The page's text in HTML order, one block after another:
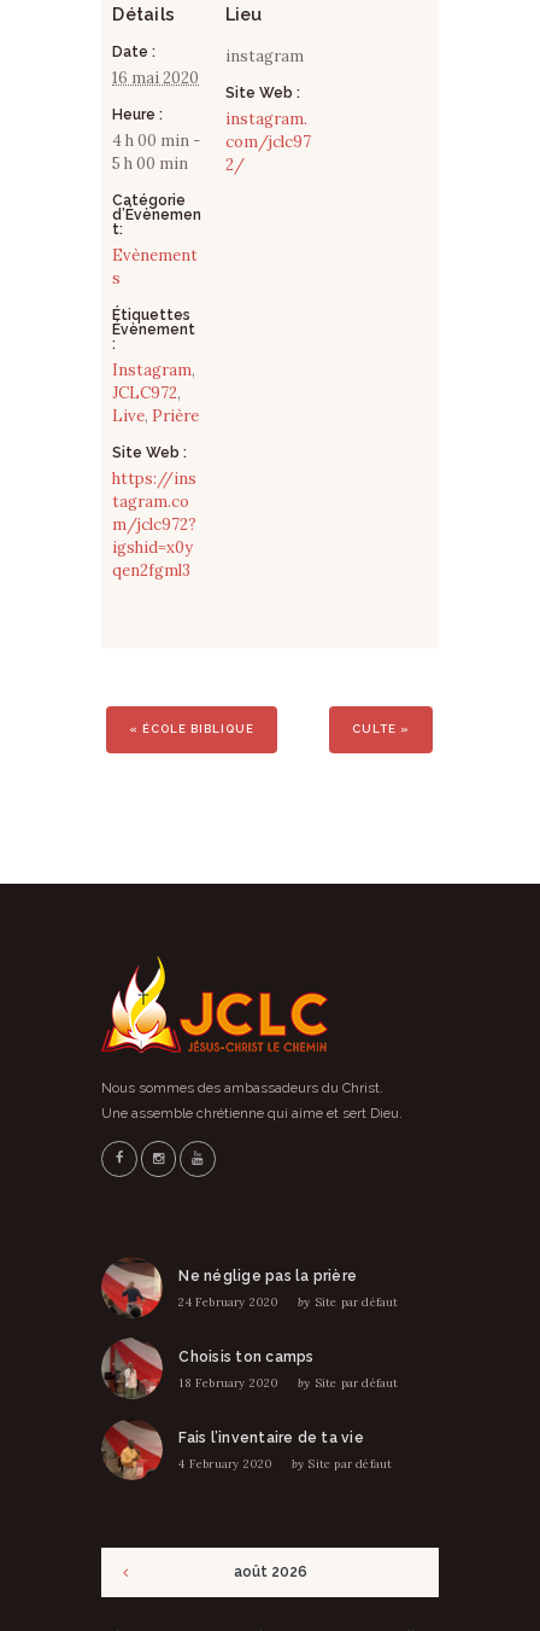
Détails
Date :
16 mai 2020
Heure :
4 h 00 min -
5 h 00 min
Catégorie
d’Évènemen
t:
Evènement
s
Étiquettes
Évènement
:
Instagram,
JCLC972,
Live, Prière
Site Web :
https://ins
tagram.co
m/jclc972?
igshid=x0y
qen2fgml3
Lieu
instagram
Site Web :
instagram.
com/jclc97
2/
« ÉCOLE BIBLIQUE CULTE »
Nous sommes des ambassadeurs du Christ.
Une assemble chrétienne qui aime et sert Dieu.
Ne néglige pas la prière
24 February 2020 by Site par défaut
Choisis ton camps
18 February 2020 by Site par défaut
Fais l’inventaire de ta vie
4 February 2020 by Site par défaut
août 2026